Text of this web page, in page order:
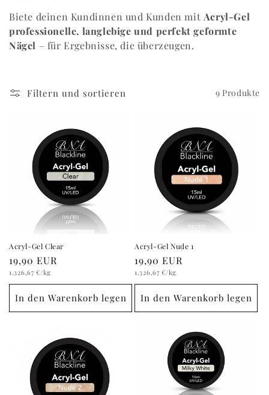
Biete deinen Kundinnen und Kunden mit Acryl-Gel
professionelle, langlebige und perfekt geformte
Nägel – für Ergebnisse, die überzeugen.
Filtern und sortieren 9 Produkte
Acryl-Gel Clear
Normaler
Preis
19,90 EUR
Grundpreis
1.326,67 €/kg
In den Warenkorb legen
Acryl-Gel Nude 1
Normaler
Preis
19,90 EUR
Grundpreis
1.326,67 €/kg
In den Warenkorb legen